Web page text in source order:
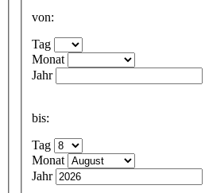
von:
Tag
Monat
Jahr
bis:
Tag
Monat
Jahr